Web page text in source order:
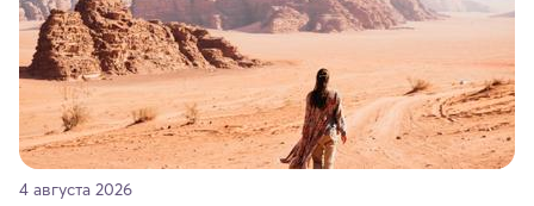
4 августа 2026